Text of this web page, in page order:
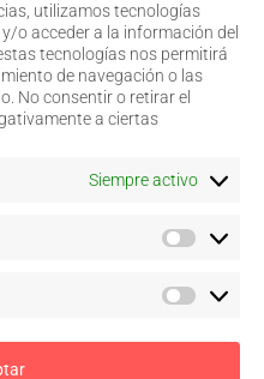
utilizamos tecnologías
o acceder a la información del
tecnologías nos permitirá
de navegación o las
No consentir o retirar el
a ciertas
Siempre activo
Salud Visual
Profesionales
Quiénes somos
Actualidad
Contacto